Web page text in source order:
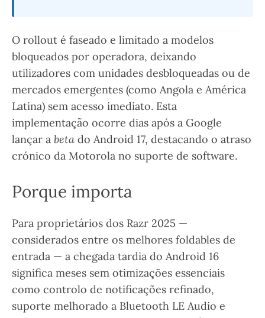
O rollout é faseado e limitado a modelos
bloqueados por operadora, deixando
utilizadores com unidades desbloqueadas ou de
mercados emergentes (como Angola e América
Latina) sem acesso imediato. Esta
implementação ocorre dias após a Google
lançar a beta do Android 17, destacando o atraso
crónico da Motorola no suporte de software.
Porque importa
Para proprietários dos Razr 2025 —
considerados entre os melhores foldables de
entrada — a chegada tardia do Android 16
significa meses sem otimizações essenciais
como controlo de notificações refinado,
suporte melhorado a Bluetooth LE Audio e